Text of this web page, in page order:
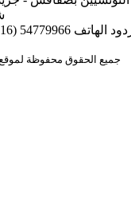
جميع الحقوق محفوظة لموقع